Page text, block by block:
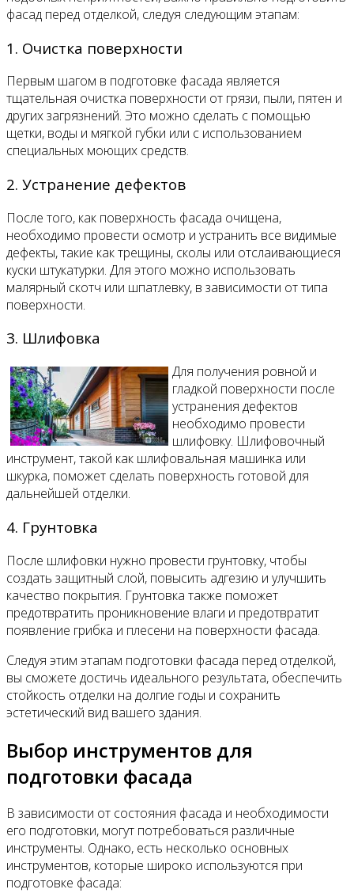
фасад перед отделкой, следуя следующим этапам:
1. Очистка поверхности
Первым шагом в подготовке фасада является
тщательная очистка поверхности от грязи, пыли, пятен и
других загрязнений. Это можно сделать с помощью
щетки, воды и мягкой губки или с использованием
специальных моющих средств.
2. Устранение дефектов
После того, как поверхность фасада очищена,
необходимо провести осмотр и устранить все видимые
дефекты, такие как трещины, сколы или отслаивающиеся
куски штукатурки. Для этого можно использовать
малярный скотч или шпатлевку, в зависимости от типа
поверхности.
3. Шлифовка
Для получения ровной и
гладкой поверхности после
устранения дефектов
необходимо провести
шлифовку. Шлифовочный
инструмент, такой как шлифовальная машинка или
шкурка, поможет сделать поверхность готовой для
дальнейшей отделки.
4. Грунтовка
После шлифовки нужно провести грунтовку, чтобы
создать защитный слой, повысить адгезию и улучшить
качество покрытия. Грунтовка также поможет
предотвратить проникновение влаги и предотвратит
появление грибка и плесени на поверхности фасада.
Следуя этим этапам подготовки фасада перед отделкой,
вы сможете достичь идеального результата, обеспечить
стойкость отделки на долгие годы и сохранить
эстетический вид вашего здания.
Выбор инструментов для
подготовки фасада
В зависимости от состояния фасада и необходимости
его подготовки, могут потребоваться различные
инструменты. Однако, есть несколько основных
инструментов, которые широко используются при
подготовке фасада: